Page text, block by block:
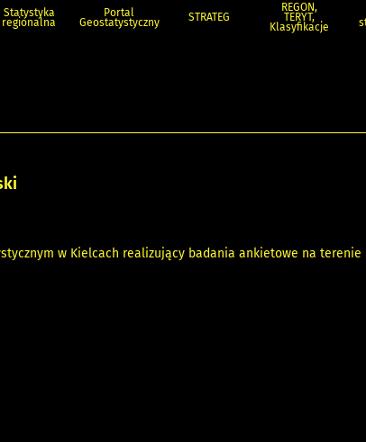
Statystyka
regionalna
Portal
Geostatystyczny STRATEG
REGON,
TERYT,
Klasyfikacje
w Kielcach realizujący badania ankietowe na terenie